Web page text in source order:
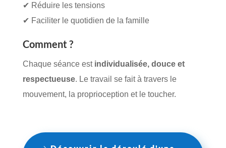
✔ Réduire les tensions
✔ Faciliter le quotidien de la famille
Comment ?
Chaque séance est individualisée, douce et
respectueuse. Le travail se fait à travers le
mouvement, la proprioception et le toucher.